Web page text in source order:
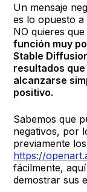
Un mensaje
es lo opuesto a
NO quieres
función muy
Stable
resultados
alcanzarse
positivo.
Sabemos que
negativos, por
previamente
https://
fácilmente,
demostrar sus